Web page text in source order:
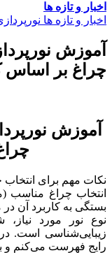
تازه ها
تازه ها نورپردازی و
نورپردازی :
بر اساس
نورپردازی
چراغ
برای انتخاب چراغ
کاربرد آن در
مورد نیاز، شدت
است. در
می‌کنم و برای هر